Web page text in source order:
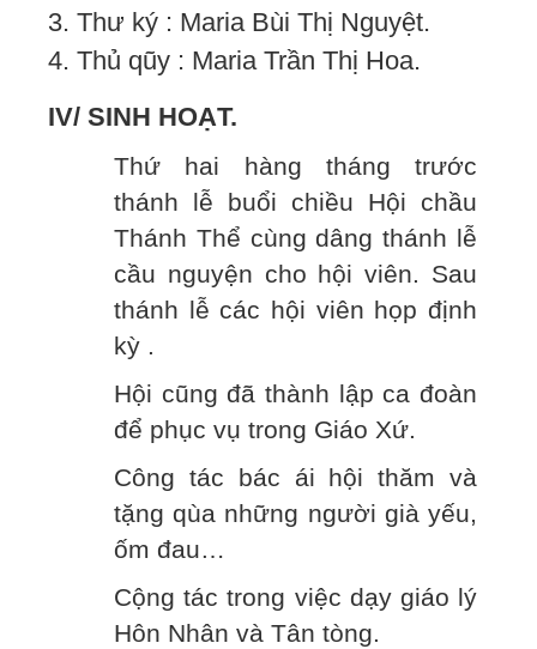
3. Thư ký : Maria Bùi Thị Nguyệt.
4. Thủ qũy : Maria Trần Thị Hoa.
IV/ SINH HOẠT.
Thứ hai hàng tháng trước
thánh lễ buổi chiều Hội chầu
Thánh Thể cùng dâng thánh lễ
cầu nguyện cho hội viên. Sau
thánh lễ các hội viên họp định
kỳ .
Hội cũng đã thành lập ca đoàn
để phục vụ trong Giáo Xứ.
Công tác bác ái hội thăm và
tặng qùa những người già yếu,
ốm đau…
Cộng tác trong việc dạy giáo lý
Hôn Nhân và Tân tòng.